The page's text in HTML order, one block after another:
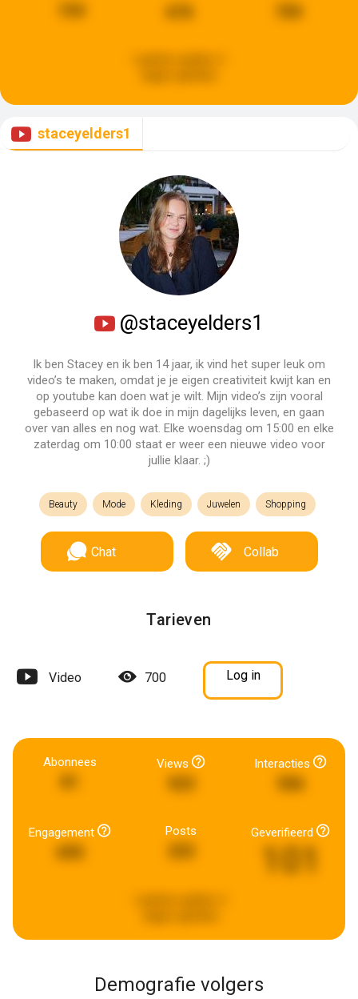
staceyelders1
@staceyelders1
Ik ben Stacey en ik ben 14 jaar, ik vind het super leuk om
video’s te maken, omdat je je eigen creativiteit kwijt kan en
op youtube kan doen wat je wilt. Mijn video’s zijn vooral
gebaseerd op wat ik doe in mijn dagelijks leven, en gaan
over van alles en nog wat. Elke woensdag om 15:00 en elke
zaterdag om 10:00 staat er weer een nieuwe video voor
jullie klaar. ;)
Beauty Mode Kleding Juwelen Shopping
Chat Collab
Tarieven
Video 700 Log in
Abonnees Views Interacties
556
Engagement Posts Geverifieerd
101
Demografie volgers